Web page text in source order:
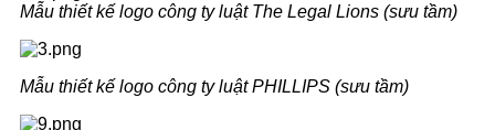
Mẫu thiết kế logo công ty luật The Legal Lions (sưu tầm)
Mẫu thiết kế logo công ty luật PHILLIPS (sưu tầm)